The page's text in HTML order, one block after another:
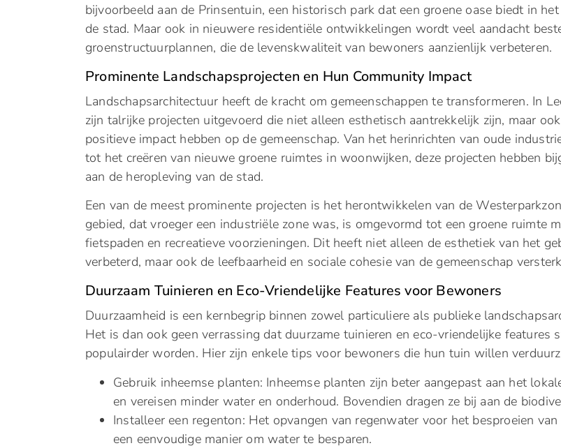
bijvoorbeeld aan de Prinsentuin, een historisch park dat een groene oase biedt in
de stad. Maar ook in nieuwere residentiële ontwikkelingen wordt veel aandacht
groenstructuurplannen, die de levenskwaliteit van bewoners aanzienlijk verbeteren.
Prominente Landschapsprojecten en Hun Community Impact
Landschapsarchitectuur heeft de kracht om gemeenschappen te transformeren. In
zijn talrijke projecten uitgevoerd die niet alleen esthetisch aantrekkelijk zijn, maar
positieve impact hebben op de gemeenschap. Van het herinrichten van oude
tot het creëren van nieuwe groene ruimtes in woonwijken, deze projecten hebben
aan de heropleving van de stad.
Een van de meest prominente projecten is het herontwikkelen van de
gebied, dat vroeger een industriële zone was, is omgevormd tot een groene ruimte
fietspaden en recreatieve voorzieningen. Dit heeft niet alleen de esthetiek van het
verbeterd, maar ook de leefbaarheid en sociale cohesie van de gemeenschap
Duurzaam Tuinieren en Eco-Vriendelijke Features voor Bewoners
Duurzaamheid is een kernbegrip binnen zowel particuliere als publieke
Het is dan ook geen verrassing dat duurzame tuinieren en eco-vriendelijke features
populairder worden. Hier zijn enkele tips voor bewoners die hun tuin willen
Gebruik inheemse planten: Inheemse planten zijn beter aangepast aan het
en vereisen minder water en onderhoud. Bovendien dragen ze bij aan de
Installeer een regenton: Het opvangen van regenwater voor het besproeien
een eenvoudige manier om water te besparen.